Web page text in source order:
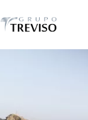
Notícias